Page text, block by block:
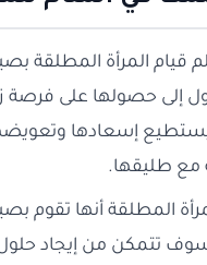
قيام المرأة المطلقة
إلى حصولها على فرصة
إسعادها
مع طليقها.
المطلقة أنها تقوم
تتمكن من إيجاد